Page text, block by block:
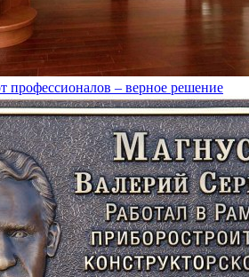
профессионалов – верное решение